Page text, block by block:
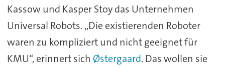
Kassow und Kasper Stoy das Unternehmen
Universal Robots. „Die existierenden Roboter
waren zu kompliziert und nicht geeignet für
KMU“, erinnert sich Østergaard. Das wollen sie